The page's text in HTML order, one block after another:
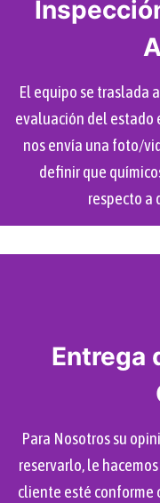
El equipo se traslada
evaluación del estado
nos envía una foto/
definir que
respecto a
Entrega
Para Nosotros su
reservarlo, le
cliente esté conforme